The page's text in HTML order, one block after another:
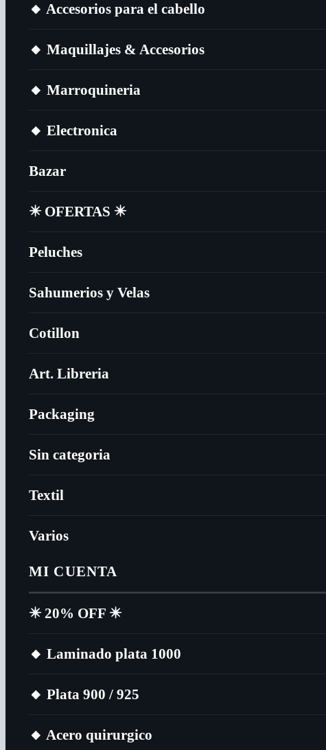
🔸​ Accesorios para el cabello
🔸​ Maquillajes & Accesorios
🔸​ Marroquineria
🔸​ Electronica
Bazar
✴️​ OFERTAS ✴️​
Peluches
Sahumerios y Velas
Cotillon
Art. Libreria
Packaging
Sin categoria
Textil
Varios
MI CUENTA
✴️​ 20% OFF ✴️​
🔸​ Laminado plata 1000
🔸​ Plata 900 / 925
🔸​ Acero quirurgico